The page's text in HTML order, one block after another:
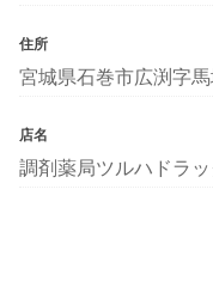
住所
宮城県石巻市広渕字
店名
調剤薬局ツルハドラ